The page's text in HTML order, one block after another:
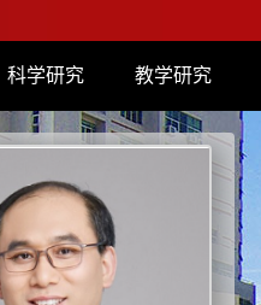
科学研究 教学研究